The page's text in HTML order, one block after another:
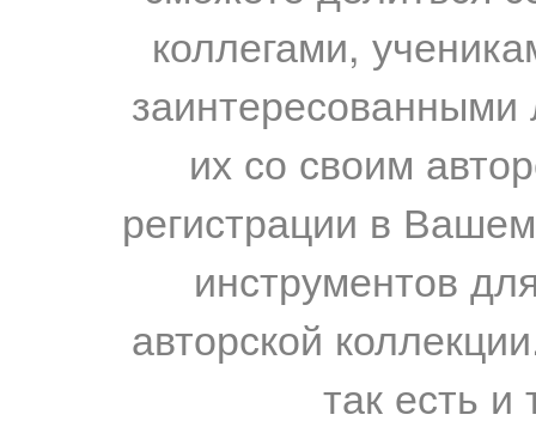
коллегами,
их со своим
регистрации в
инструментов
авторской
так есть и